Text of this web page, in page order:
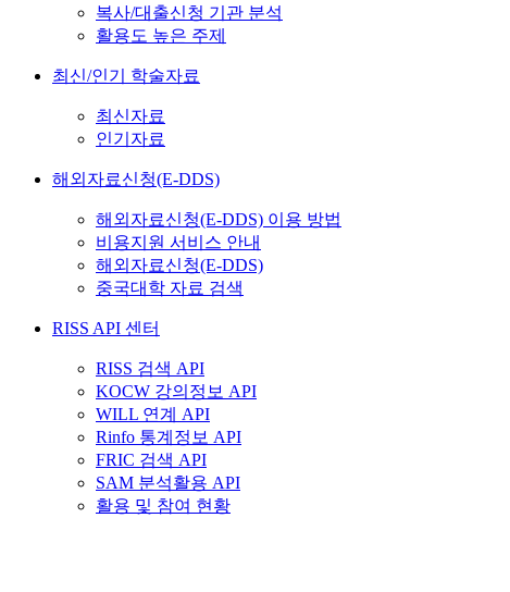
복사/대출신청 기관 분석
활용도 높은 주제
최신/인기 학술자료
최신자료
인기자료
해외자료신청(E-DDS)
해외자료신청(E-DDS) 이용 방법
비용지원 서비스 안내
해외자료신청(E-DDS)
중국대학 자료 검색
RISS API 센터
RISS 검색 API
KOCW 강의정보 API
WILL 연계 API
Rinfo 통계정보 API
FRIC 검색 API
SAM 분석활용 API
활용 및 참여 현황